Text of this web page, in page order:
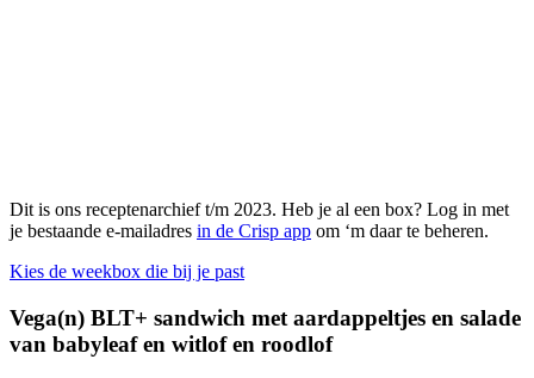
Dit is ons receptenarchief t/m 2023. Heb je al een box? Log in met
je bestaande e-mailadres in de Crisp app om ‘m daar te beheren.
Kies de weekbox die bij je past
Vega(n) BLT+ sandwich met aardappeltjes en salade
van babyleaf en witlof en roodlof